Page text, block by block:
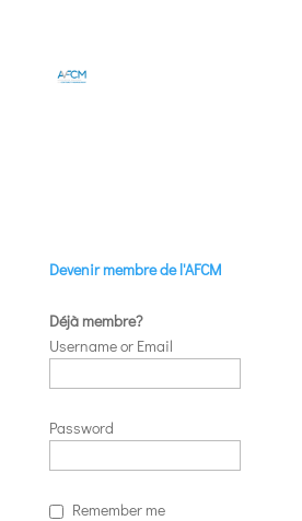
Devenir membre de l'AFCM
Déjà membre?
Username or Email
Password
Remember me